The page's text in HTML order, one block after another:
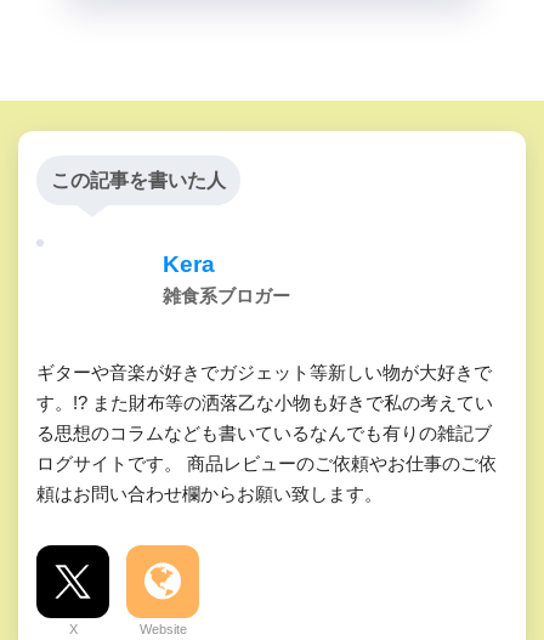
この記事を書いた人
Kera
雑食系ブロガー
ギターや音楽が好きでガジェット等新しい物が大好きで
す。!? また財布等の洒落乙な小物も好きで私の考えてい
る思想のコラムなども書いているなんでも有りの雑記ブ
ログサイトです。 商品レビューのご依頼やお仕事のご依
頼はお問い合わせ欄からお願い致します。
X Website